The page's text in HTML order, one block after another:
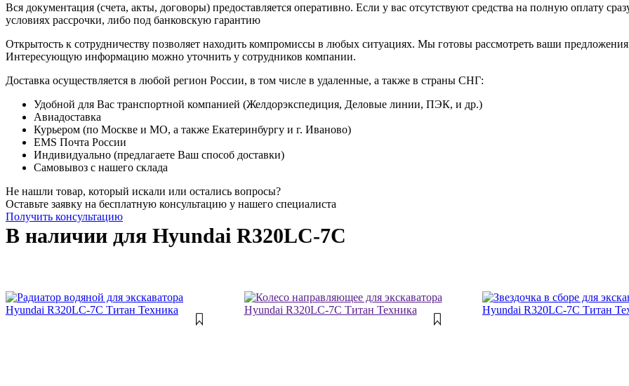
Вся документация (счета, акты, договоры) предоставляется оперативно. Если у вас отсутствуют средства на полную оплату
условиях рассрочки, либо под банковскую гарантию
Открытость к сотрудничеству позволяет находить компромиссы в любых ситуациях. Мы готовы рассмотреть ваши
Интересующую информацию можно уточнить у сотрудников компании.
Доставка осуществляется в любой регион России, в том числе в удаленные, а также в страны СНГ:
Удобной для Вас транспортной компанией (Желдорэкспедиция, Деловые линии, ПЭК, и др.)
Авиадоставка
Курьером (по Москве и МО, а также Екатеринбургу и г. Иваново)
EMS Почта России
Индивидуально (предлагаете Ваш способ доставки)
Самовывоз с нашего склада
Не нашли товар, который искали или остались вопросы?
Оставьте заявку на бесплатную консультацию у нашего специалиста
Получить консультацию
В наличии для Hyundai R320LC-7C